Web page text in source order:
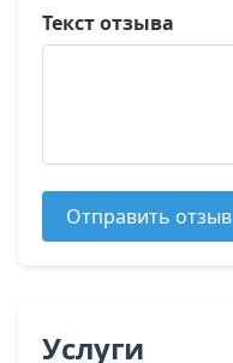
Текст отзыва
Отправить отзыв
Услуги